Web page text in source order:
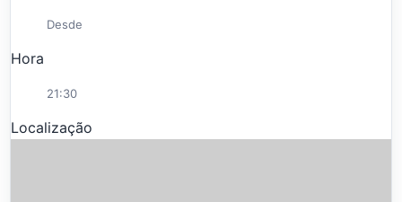
Desde
Hora
21:30
Localização